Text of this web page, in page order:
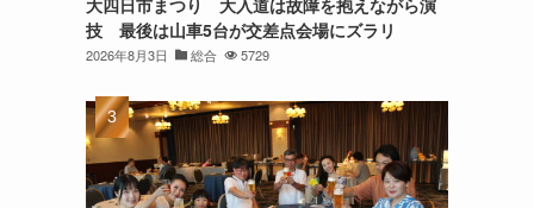
技 最後は山車5台が交差点会場にズラリ
2026年8月3日 総合 5729